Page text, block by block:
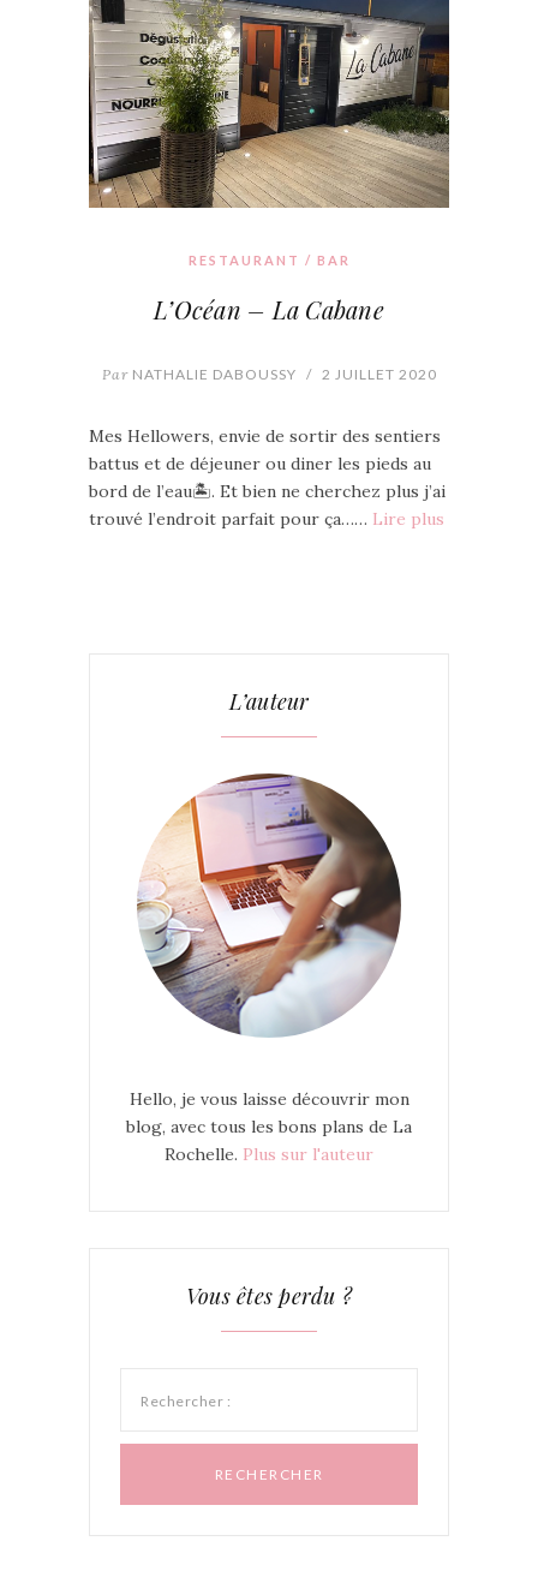
RESTAURANT / BAR
L’Océan – La Cabane
ParNATHALIE DABOUSSY / 2 JUILLET 2020
Mes Hellowers, envie de sortir des sentiers
battus et de déjeuner ou diner les pieds au
bord de l’eau🏝. Et bien ne cherchez plus j’ai
trouvé l’endroit parfait pour ça…… Lire plus
L’auteur
Hello, je vous laisse découvrir mon
blog, avec tous les bons plans de La
Rochelle. Plus sur l'auteur
Vous êtes perdu ?
Rechercher :